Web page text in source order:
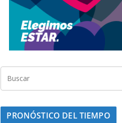
PRONÓSTICO DEL TIEMPO